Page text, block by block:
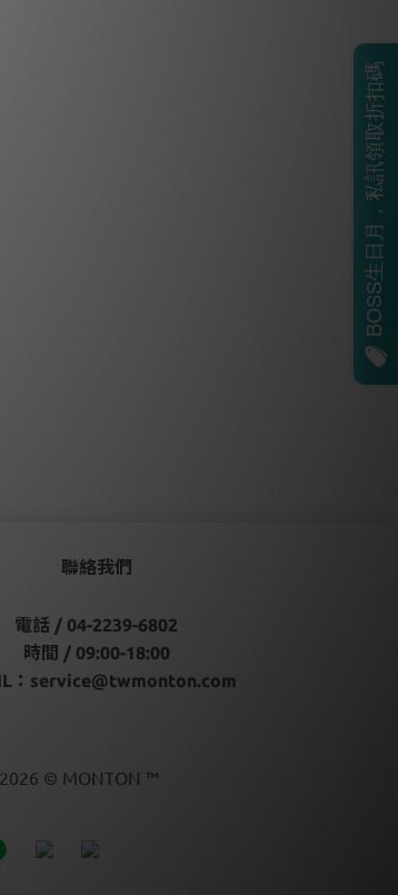
聯絡我們
電話 / 04-2239-6802
時間 / 09:00-18:00
： service@twmonton.com
© MONTON ™
BOSS生日月，私訊領取折扣碼